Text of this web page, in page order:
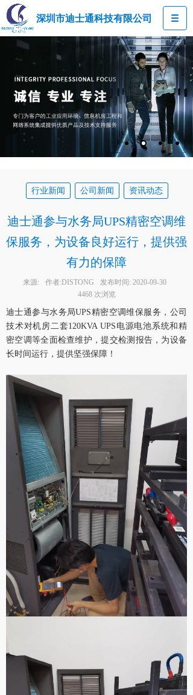
深圳市迪士通科技有限公司
迪士通参与水务局UPS精密空调维
保服务，为设备良好运行，提供强
有力的保障
来源: 作者:DISTONG 发布时间: 2020-09-30
4468 次浏览
迪士通参与水务局UPS精密空调维保服务，公司
技术对机房二套120KVA UPS电源电池系统和精
密空调等全面检查维护，提交检测报告，为设备
长时间运行，提供坚强保障！
行业新闻 公司新闻 资讯动态